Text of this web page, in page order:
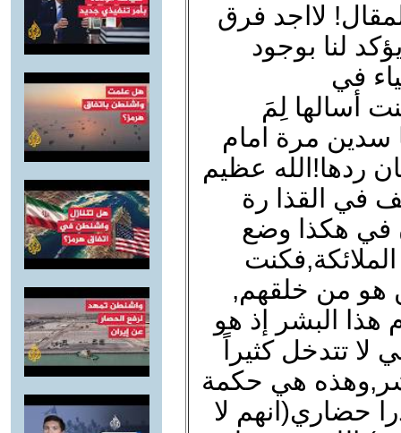
لااجد فرق
لنا بوجود
في
أسالها لِمَ
سدين مرة امام
ردها!الله عظيم
في القذا رة
في هكذا وضع
هو من خلقهم,
البشر إذ هو
لا تتدخل كثيراً
هي حكمة
حضاري(انهم لا